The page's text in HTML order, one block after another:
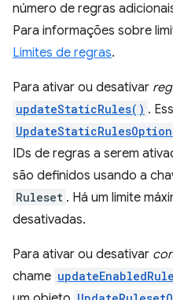
número de regras
Para informações sobre
Limites de regras.
Para ativar ou desativar
updateStaticRules() .
IDs de regras a serem
são definidos usando a
Ruleset . Há um limite
desativadas.
Para ativar ou desativar
chame